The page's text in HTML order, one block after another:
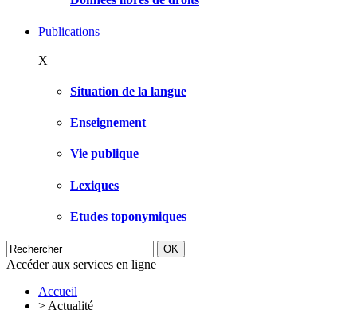
Publications
X
Situation de la langue
Enseignement
Vie publique
Lexiques
Etudes toponymiques
Accéder aux services en ligne
Accueil
> Actualité